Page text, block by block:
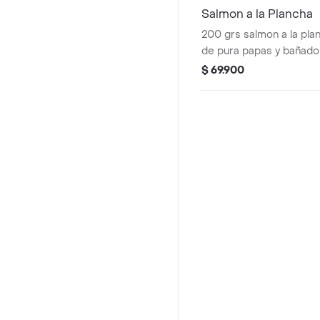
Salmon a la Plancha
200 grs salmon a la
de pura papas y
limón.
$ 69.900